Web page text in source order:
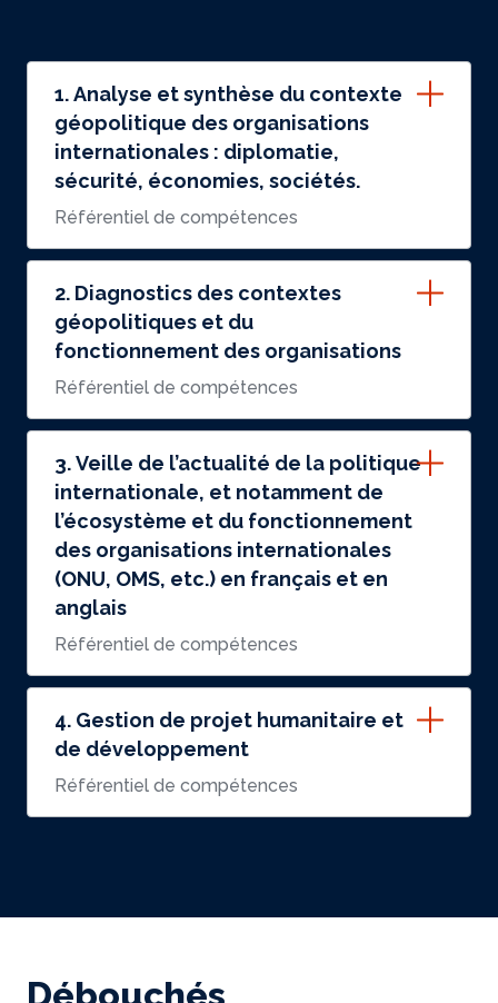
1. Analyse et synthèse du contexte
géopolitique des organisations
internationales : diplomatie,
sécurité, économies, sociétés.
Référentiel de compétences
2. Diagnostics des contextes
géopolitiques et du
fonctionnement des organisations
Référentiel de compétences
3. Veille de l’actualité de la politique
internationale, et notamment de
l’écosystème et du fonctionnement
des organisations internationales
(ONU, OMS, etc.) en français et en
anglais
Référentiel de compétences
4. Gestion de projet humanitaire et
de développement
Référentiel de compétences
Débouchés